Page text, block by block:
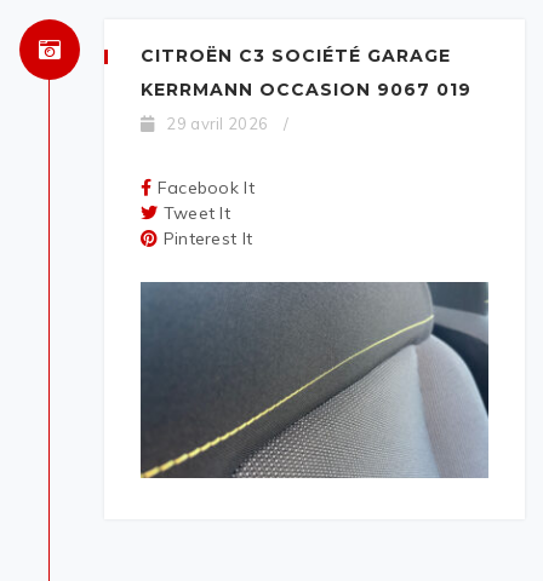
CITROËN C3 SOCIÉTÉ GARAGE
KERRMANN OCCASION 9067 019
29 avril 2026 /
Facebook It
Tweet It
Pinterest It